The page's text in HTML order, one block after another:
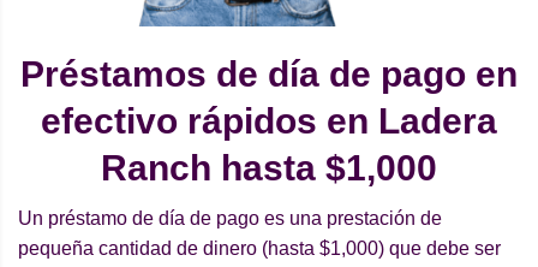
Préstamos de día de pago en
efectivo rápidos en Ladera
Ranch hasta $1,000
Un préstamo de día de pago es una prestación de
pequeña cantidad de dinero (hasta $1,000) que debe ser